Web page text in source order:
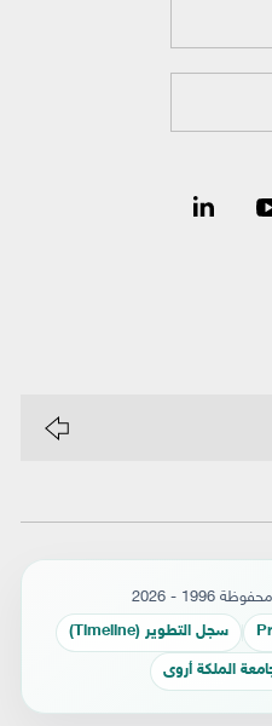
- 2026
سجل التطوير (Timeline)
الملكة أروى